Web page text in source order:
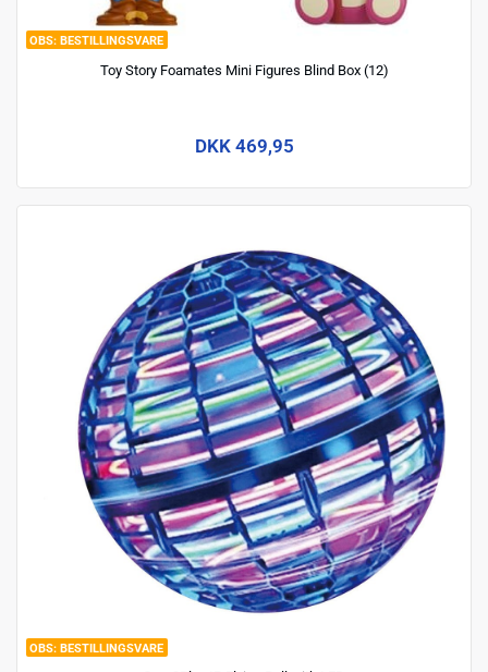
BESTILLINGSVARE
Toy Story Foamates Mini Figures Blind Box (12)
DKK 469,95
BESTILLINGSVARE